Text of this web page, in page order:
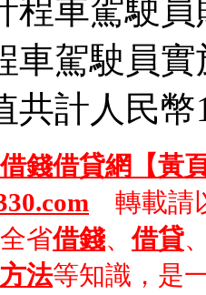
程車駕駛員
車駕駛員實
共計人民
借錢借貸網【黃
轉載請
省借錢、借貸
法等知識，是